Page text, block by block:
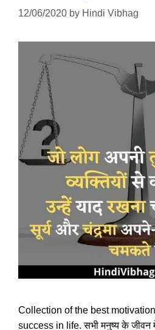
12/06/2020 by Hindi Vibhag
Collection of the best
success in life. सभी मनुष्य के जीवन